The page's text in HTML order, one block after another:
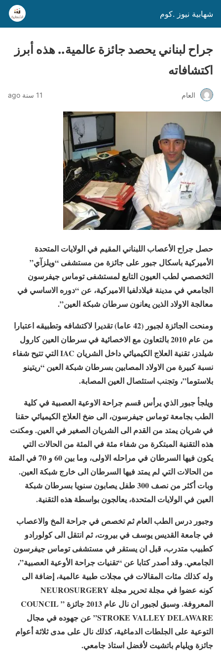
شهابية نيوز .كوم
جراح لبناني يحصد جائزة عالمية.. هذه أبرز
اكتشافاته
العام 11 سنة ago
حصل جراح الأعصاب اللبناني المقيم في الولايات المتحدة
الأميركية باسكال جبور على جائزة من مستشفى “ويلزآي”
التخصصي لطب العيون التابع لمستشفى توماس جيفرسون
الجامعي في مدينة فيلادلفيا الاميركية، عن “دوره الاساسي في
معالجة الاولاد الذين يعانون سرطان شبكة العين”.
ومنحت الجائزة لجبور (42 عاما) تقديرا لاكتشافه وتطبيقه اعتبارا
من عام 2010 بالتعاون مع الاخصائية في سرطان العين كارول
شيلدز، تقنية العلاج الكيميائي داخل الشريان IAC التي تتيح شفاء
نسبة كبيرة من الاولاد المصابين بسرطان شبكة العين “ريتينو
بلاستوما”، وتجنب استئصال العين المصابة.
ويلجأ جبور الذي يرأس قسم جراحة الاوعية العصبية في كلية
الطب بجامعة توماس جيفرسون، الى ضخ العلاج الكيميائي حقنا
في شريان يمتد من القدم الى الشريان الصغير في العين. ومكنت
هذه التقنية المبتكرة من شفاء مئة في المئة من الحالات التي
يكون فيها السرطان في مراحله الاولى، وما بين 60 و 70 في المئة
من الحالات التي لم يمتد فيها السرطان الى خارج شبكة العين.
وبات أكثر من نصف 300 طفل يصابون سنويا بسرطان شبكة
العين في الولايات المتحدة، يعالجون بواسطة هذه التقنية.
وجبور درس الطب العام ثم تخصص في جراحة المخ والاعصاب
في جامعة القديس يوسف في بيروت، ثم انتقل الى كولورادو
كطبيب متدرب، قبل ان يستقر في مستشفى توماس جيفرسون
الجامعي. وقد أصدر كتابا عن “تقنيات جراحة الأوعية العصبية”،
وله كذلك مئات المقالات في مجلات طبية عالمية، إضافة الى
كونه عضوا في مجلة تحرير مجلة NEUROSURGERY
المعروفة. وسبق لجبور ان نال عام 2013 جائزة ” COUNCIL
STROKE VALLEY DELAWARE” عن جهوده في مجال
التوعية على الجلطات الدماغية، كذلك نال على مدى ثلاثة أعوام
جائزة ويليام باتشيت لأفضل استاذ جامعي.